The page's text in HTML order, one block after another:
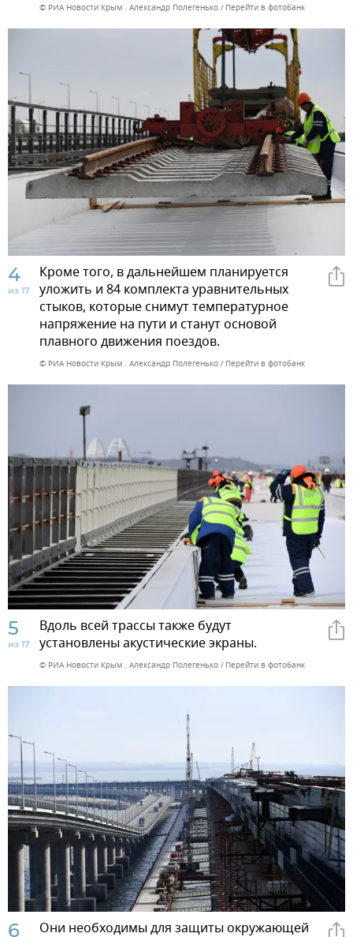
© РИА Новости Крым . Александр Полегенько Перейти в фотобанк
4
из 17
Кроме того, в дальнейшем планируется
уложить и 84 комплекта уравнительных
стыков, которые снимут температурное
напряжение на пути и станут основой
плавного движения поездов.
© РИА Новости Крым . Александр Полегенько Перейти в фотобанк
5
из 17
Вдоль всей трассы также будут
установлены акустические экраны.
© РИА Новости Крым . Александр Полегенько Перейти в фотобанк
6
Они необходимы для защиты окружающей